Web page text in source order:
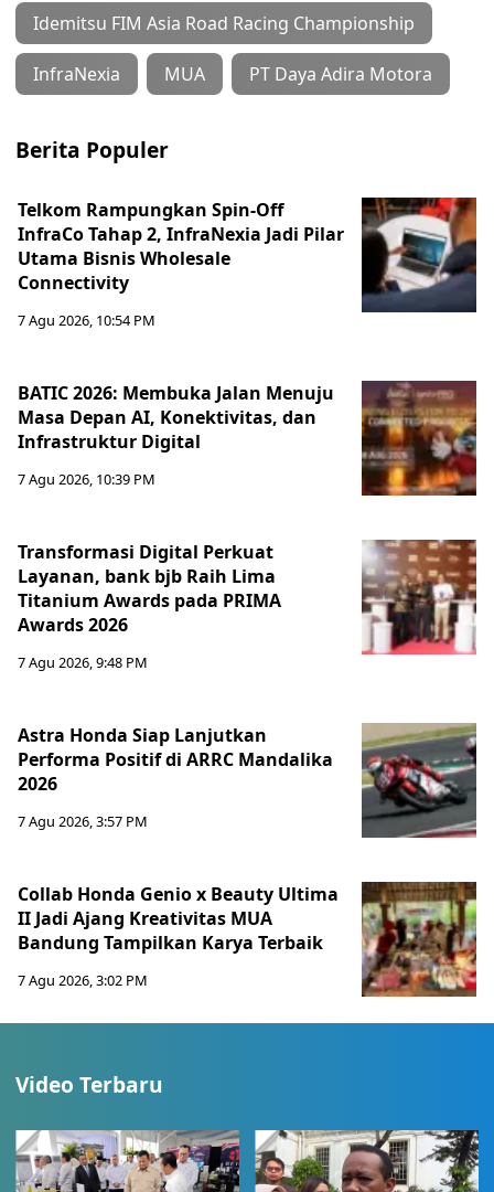
Idemitsu FIM Asia Road Racing Championship
InfraNexia MUA PT Daya Adira Motora
Berita Populer
Telkom Rampungkan Spin-Off
InfraCo Tahap 2, InfraNexia Jadi Pilar
Utama Bisnis Wholesale
Connectivity
7 Agu 2026, 10:54 PM
BATIC 2026: Membuka Jalan Menuju
Masa Depan AI, Konektivitas, dan
Infrastruktur Digital
7 Agu 2026, 10:39 PM
Transformasi Digital Perkuat
Layanan, bank bjb Raih Lima
Titanium Awards pada PRIMA
Awards 2026
7 Agu 2026, 9:48 PM
Astra Honda Siap Lanjutkan
Performa Positif di ARRC Mandalika
2026
7 Agu 2026, 3:57 PM
Collab Honda Genio x Beauty Ultima
II Jadi Ajang Kreativitas MUA
Bandung Tampilkan Karya Terbaik
7 Agu 2026, 3:02 PM
Video Terbaru